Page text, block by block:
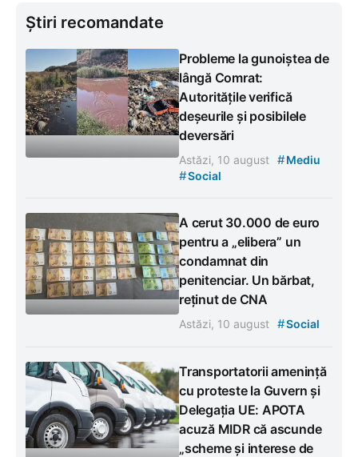
Știri recomandate
Probleme la gunoiștea de
lângă Comrat:
Autoritățile verifică
deșeurile și posibilele
deversări
Astăzi, 10 august #Mediu
#Social
A cerut 30.000 de euro
pentru a „elibera” un
condamnat din
penitenciar. Un bărbat,
reținut de CNA
Astăzi, 10 august #Social
Transportatorii amenință
cu proteste la Guvern și
Delegația UE: APOTA
acuză MIDR că ascunde
„scheme și interese de